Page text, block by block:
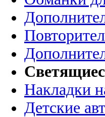
Накладки
Детские